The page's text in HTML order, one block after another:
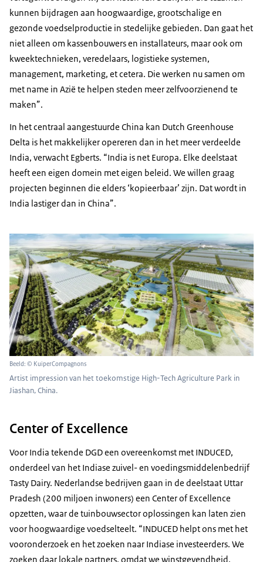
kunnen bijdragen aan hoogwaardige, grootschalige en
gezonde voedselproductie in stedelijke gebieden. Dan gaat het
niet alleen om kassenbouwers en installateurs, maar ook om
kweektechnieken, veredelaars, logistieke systemen,
management, marketing, et cetera. Die werken nu samen om
met name in Azië te helpen steden meer zelfvoorzienend te
maken”.
In het centraal aangestuurde China kan Dutch Greenhouse
Delta is het makkelijker opereren dan in het meer verdeelde
India, verwacht Egberts. “India is net Europa. Elke deelstaat
heeft een eigen domein met eigen beleid. We willen graag
projecten beginnen die elders ‘kopieerbaar’ zijn. Dat wordt in
India lastiger dan in China”.
Beeld: © KuiperCompagnons
Artist impression van het toekomstige High-Tech Agriculture Park in
Jiashan, China.
Center of Excellence
Voor India tekende DGD een overeenkomst met INDUCED,
onderdeel van het Indiase zuivel- en voedingsmiddelenbedrijf
Tasty Dairy. Nederlandse bedrijven gaan in de deelstaat Uttar
Pradesh (200 miljoen inwoners) een Center of Excellence
opzetten, waar de tuinbouwsector oplossingen kan laten zien
voor hoogwaardige voedselteelt. “INDUCED helpt ons met het
vooronderzoek en het zoeken naar Indiase investeerders. We
zoeken daar lokale partners, omdat we winstgevendheid,